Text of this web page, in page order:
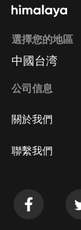
選擇您的地區
中國台湾
公司信息
關於我們
聯繫我們